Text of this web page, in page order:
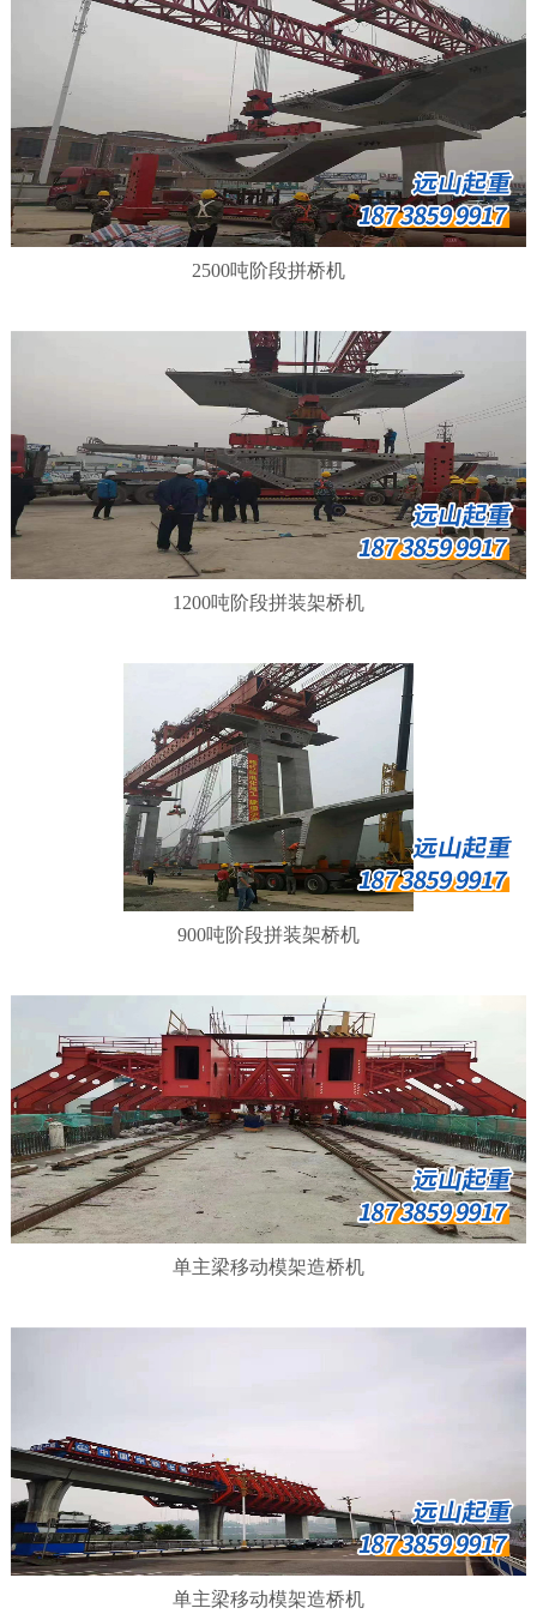
2500吨阶段拼桥机
1200吨阶段拼装架桥机
900吨阶段拼装架桥机
单主梁移动模架造桥机
单主梁移动模架造桥机